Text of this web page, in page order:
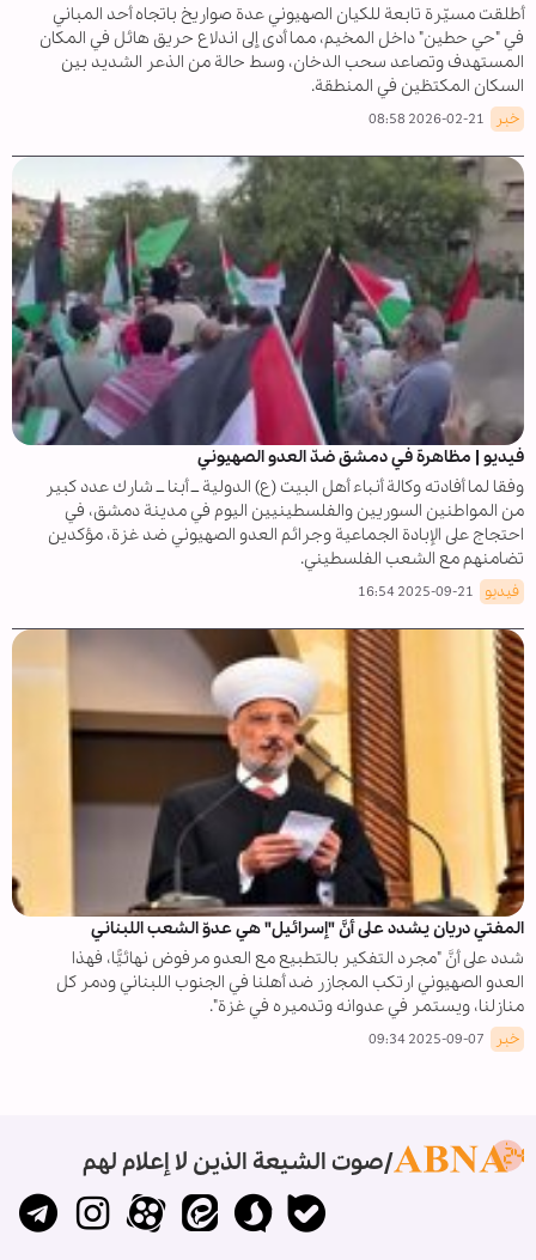
أطلقت مسيّرة تابعة للكيان الصهيوني عدة صواريخ باتجاه أحد المباني
في "حي حطين" داخل المخيم، مما أدى إلى اندلاع حريق هائل في المكان
المستهدف وتصاعد سحب الدخان، وسط حالة من الذعر الشديد بين
السكان المكتظين في المنطقة.
خبر 2026-02-21 08:58
فیديو | مظاهرة في دمشق ضدّ العدو الصهيوني
وفقا لما أفادته وكالة أنباء أهل البيت (ع) الدولية ــ أبنا ــ شارك عدد كبير
من المواطنين السوريين والفلسطينيين اليوم في مدينة دمشق، في
احتجاج على الإبادة الجماعية وجرائم العدو الصهيوني ضد غزة، مؤكدين
تضامنهم مع الشعب الفلسطيني.
فيديو 2025-09-21 16:54
المفتي دريان يشدد على أنَّ "إسرائيل" هي عدوّ الشعب اللبناني
شدد على أنَّ "مجرد التفكير بالتطبيع مع العدو مرفوض نهائيًّا، فهذا
العدو الصهيوني ارتكب المجازر ضد أهلنا في الجنوب اللبناني ودمر كل
منازلنا، ويستمر في عدوانه وتدميره في غزة".
خبر 2025-09-07 09:34
صوت الشيعة الذين لا إعلام لهم